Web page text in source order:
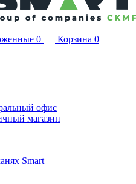
0 Корзина 0
офис
магазин
Smart